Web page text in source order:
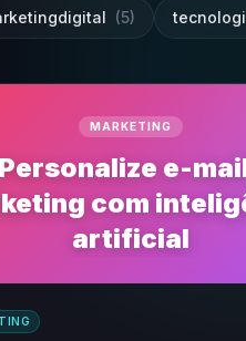
(5)
MARKETING
Personalize e-
com
artificial